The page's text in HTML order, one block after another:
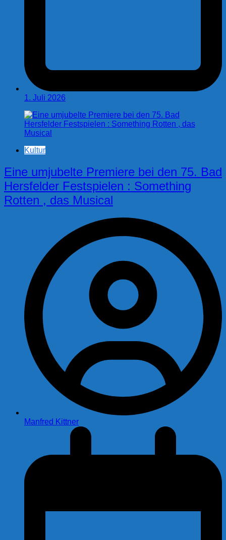
1. Juli 2026
Kultur
Eine umjubelte Premiere bei den 75. Bad
Hersfelder Festspielen : Something
Rotten , das Musical
Manfred Kittner